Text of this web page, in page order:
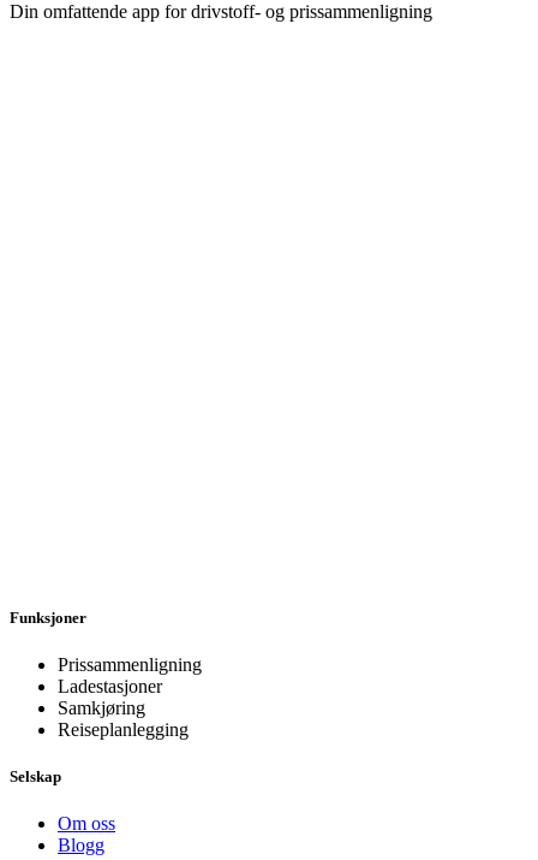
Din omfattende app for drivstoff- og prissammenligning
Funksjoner
Prissammenligning
Ladestasjoner
Samkjøring
Reiseplanlegging
Selskap
Om oss
Blogg